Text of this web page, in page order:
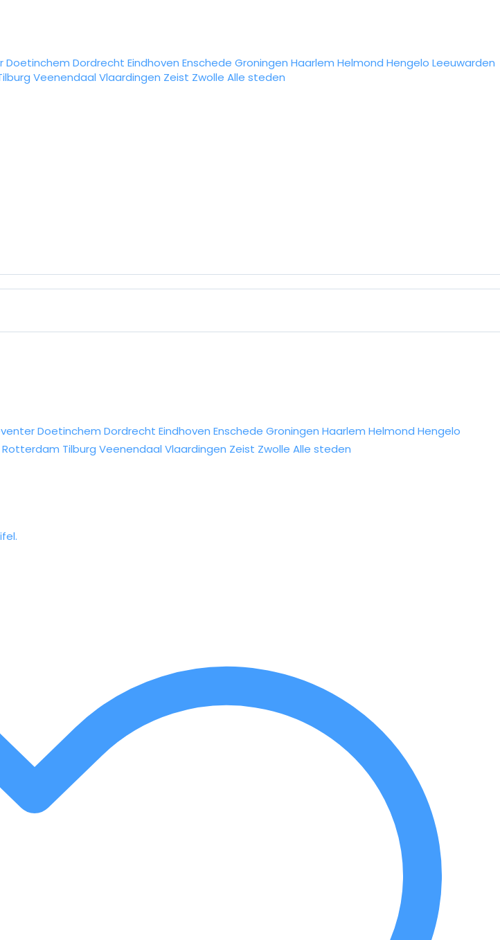
Doetinchem Dordrecht Eindhoven Enschede Groningen Haarlem Helmond Hengelo Leeuwarden
Veenendaal Vlaardingen Zeist Zwolle Alle steden
Doetinchem Dordrecht Eindhoven Enschede Groningen Haarlem Helmond Hengelo
Rotterdam Tilburg Veenendaal Vlaardingen Zeist Zwolle Alle steden